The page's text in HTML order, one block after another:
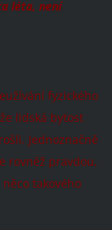
léta, není
fyzického
lidská bytost
Jednoznačně
rovněž pravdou,
takového